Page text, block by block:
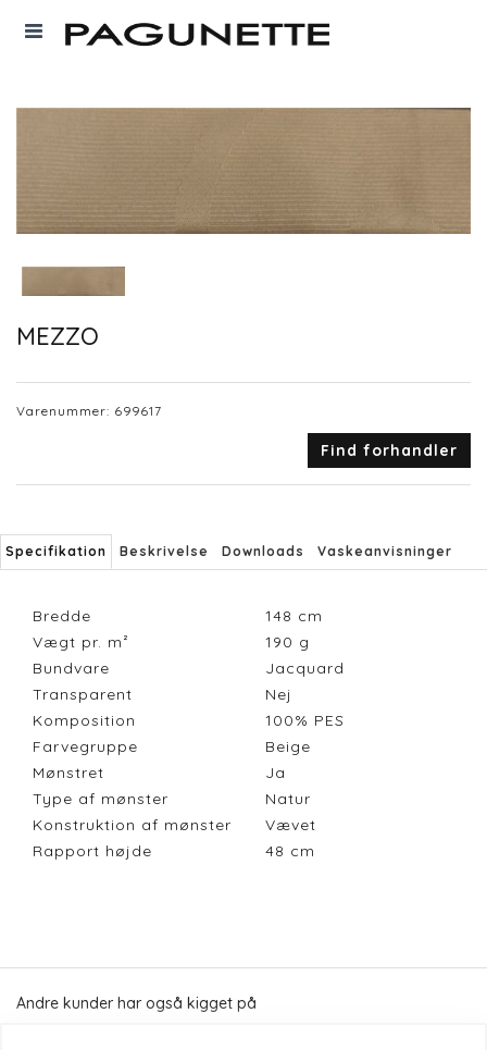
MEZZO
Varenummer: 699617
Find forhandler
Specifikation Beskrivelse Downloads Vaskeanvisninger
Bredde 148 cm
Vægt pr. m²
190 g
Bundvare
Jacquard
Transparent
Nej
Komposition
100% PES
Farvegruppe
Beige
Mønstret
Ja
Type af mønster
Natur
Konstruktion af mønster
Vævet
Rapport højde
48 cm
Andre kunder har også kigget på